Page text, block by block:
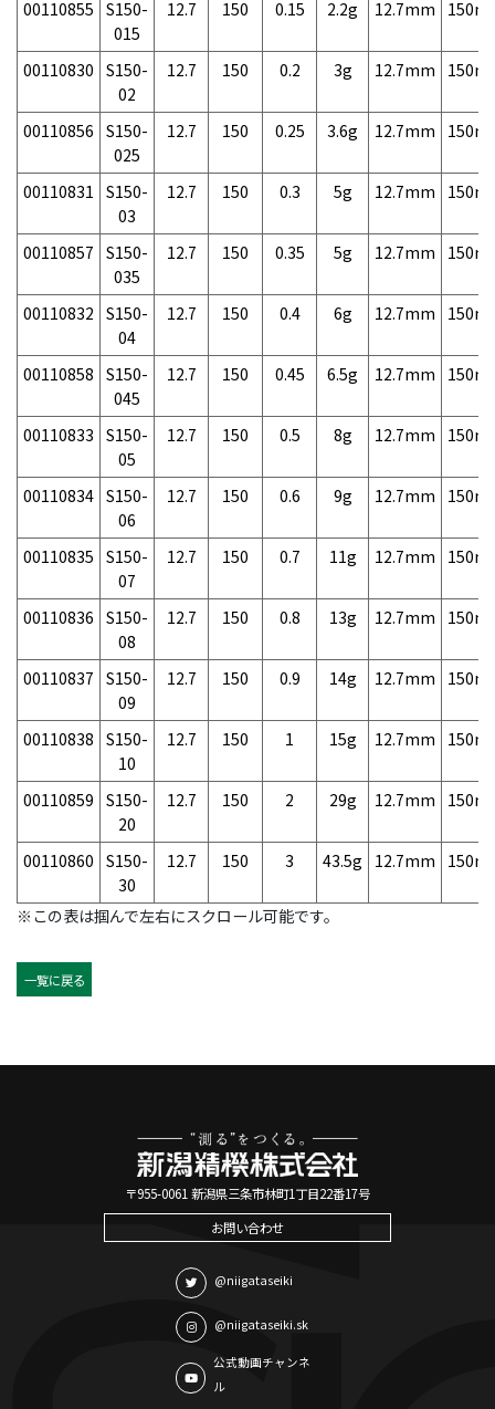
00110855 S150-
015
12.7 150 0.15 2.2g 12.7mm
00110830 S150-
02
12.7 150 0.2 3g 12.7mm
00110856 S150-
025
12.7 150 0.25 3.6g 12.7mm
00110831 S150-
03
12.7 150 0.3 5g 12.7mm
00110857 S150-
035
12.7 150 0.35 5g 12.7mm
00110832 S150-
04
12.7 150 0.4 6g 12.7mm
00110858 S150-
045
12.7 150 0.45 6.5g 12.7mm
00110833 S150-
05
12.7 150 0.5 8g 12.7mm
00110834 S150-
06
12.7 150 0.6 9g 12.7mm
00110835 S150-
07
12.7 150 0.7 11g 12.7mm
00110836 S150-
08
12.7 150 0.8 13g 12.7mm
00110837 S150-
09
12.7 150 0.9 14g 12.7mm
00110838 S150-
10
12.7 150 1 15g 12.7mm
00110859 S150-
20
12.7 150 2 29g 12.7mm
00110860 S150-
30
12.7 150 3 43.5g 12.7mm
※この表は掴んで左右にスクロール可能です。
一覧に戻る
〒955-0061 新潟県三条市林町1丁目22番17号
お問い合わせ
@niigataseiki
@niigataseiki.sk
公式動画チャンネ
ル